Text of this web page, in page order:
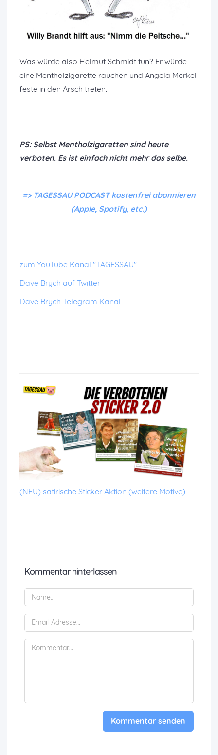
Was würde also Helmut Schmidt tun? Er würde
eine Mentholzigarette rauchen und Angela Merkel
feste in den Arsch treten.
PS: Selbst Mentholzigaretten sind heute
verboten. Es ist einfach nicht mehr das selbe.
=> TAGESSAU PODCAST kostenfrei abonnieren
(Apple, Spotify, etc.)
zum YouTube Kanal "TAGESSAU"
Dave Brych auf Twitter
Dave Brych Telegram Kanal
(NEU) satirische Sticker Aktion (weitere Motive)
Kommentar hinterlassen
Kommentar senden